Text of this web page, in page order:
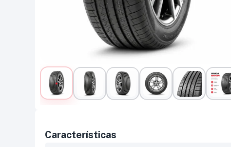
Características